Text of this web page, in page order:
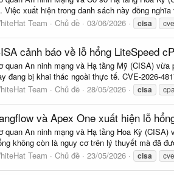
Việc xuất hiện trong danh sách này đồng
Team
Chủ đề 03/06/2026 cisa
cảnh báo về lỗ hổng LiteSpeed
quan An ninh mạng và Hạ tầng Mỹ (CISA)
đang bị khai thác ngoài thực tế. CVE-2026-
Team
Chủ đề 28/05/2026 cisa
và Apex One xuất hiện lỗ
quan An ninh mạng và Hạ tầng Hoa Kỳ
không còn là nguy cơ trên lý thuyết mà đã
Team
Chủ đề 23/05/2026 cisa